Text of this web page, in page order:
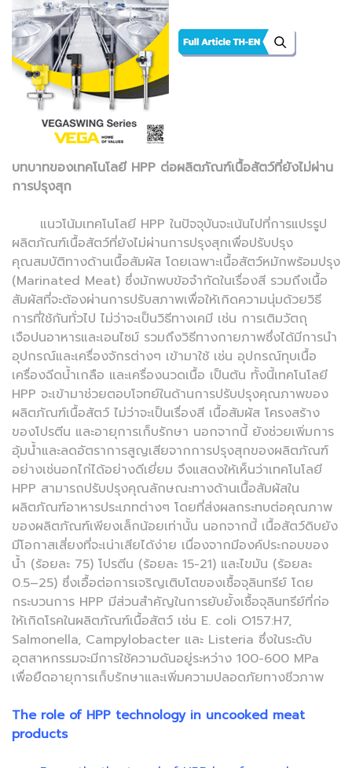
บทบาทของเทคโนโลยี HPP ต่อผลิตภัณฑ์เนื้อสัตว์ที่ยังไม่ผ่าน
การปรุงสุก
แนวโน้มเทคโนโลยี HPP ในปัจจุบันจะเน้นไปที่การแปรรูป
ผลิตภัณฑ์เนื้อสัตว์ที่ยังไม่ผ่านการปรุงสุกเพื่อปรับปรุง
คุณสมบัติทางด้านเนื้อสัมผัส โดยเฉพาะเนื้อสัตว์หมักพร้อมปรุง
(Marinated Meat) ซึ่งมักพบข้อจำกัดในเรื่องสี รวมถึงเนื้อ
สัมผัสที่จะต้องผ่านการปรับสภาพเพื่อให้เกิดความนุ่มด้วยวิธี
การที่ใช้กันทั่วไป ไม่ว่าจะเป็นวิธีทางเคมี เช่น การเติมวัตถุ
เจือปนอาหารและเอนไซม์ รวมถึงวิธีทางกายภาพซึ่งได้มีการนำ
อุปกรณ์และเครื่องจักรต่างๆ เข้ามาใช้ เช่น อุปกรณ์ทุบเนื้อ
เครื่องฉีดน้ำเกลือ และเครื่องนวดเนื้อ เป็นต้น ทั้งนี้เทคโนโลยี
HPP จะเข้ามาช่วยตอบโจทย์ในด้านการปรับปรุงคุณภาพของ
ผลิตภัณฑ์เนื้อสัตว์ ไม่ว่าจะเป็นเรื่องสี เนื้อสัมผัส โครงสร้าง
ของโปรตีน และอายุการเก็บรักษา นอกจากนี้ ยังช่วยเพิ่มการ
อุ้มน้ำและลดอัตราการสูญเสียจากการปรุงสุกของผลิตภัณฑ์
อย่างเช่นอกไก่ได้อย่างดีเยี่ยม จึงแสดงให้เห็นว่าเทคโนโลยี
HPP สามารถปรับปรุงคุณลักษณะทางด้านเนื้อสัมผัสใน
ผลิตภัณฑ์อาหารประเภทต่างๆ โดยที่ส่งผลกระทบต่อคุณภาพ
ของผลิตภัณฑ์เพียงเล็กน้อยเท่านั้น นอกจากนี้ เนื้อสัตว์ดิบยัง
มีโอกาสเสี่ยงที่จะเน่าเสียได้ง่าย เนื่องจากมีองค์ประกอบของ
น้ำ (ร้อยละ 75) โปรตีน (ร้อยละ 15-21) และไขมัน (ร้อยละ
0.5–25) ซึ่งเอื้อต่อการเจริญเติบโตของเชื้อจุลินทรีย์ โดย
กระบวนการ HPP มีส่วนสำคัญในการยับยั้งเชื้อจุลินทรีย์ที่ก่อ
ให้เกิดโรคในผลิตภัณฑ์เนื้อสัตว์ เช่น E. coli O157:H7,
Salmonella, Campylobacter และ Listeria ซึ่งในระดับ
อุตสาหกรรมจะมีการใช้ความดันอยู่ระหว่าง 100-600 MPa
เพื่อยืดอายุการเก็บรักษาและเพิ่มความปลอดภัยทางชีวภาพ
The role of HPP technology in uncooked meat
products